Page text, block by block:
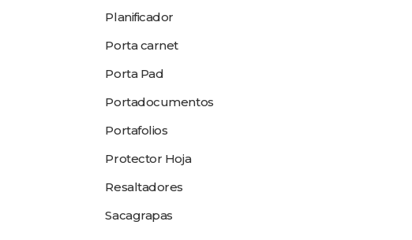
Planificador
Porta carnet
Porta Pad
Portadocumentos
Portafolios
Protector Hoja
Resaltadores
Sacagrapas